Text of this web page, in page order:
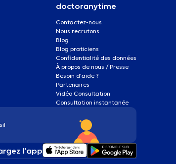
doctoranytime
Contactez-nous
Nous recrutons
Blog
Blog praticiens
Confidentialité des données
À propos de nous / Presse
Besoin d'aide ?
Partenaires
Vidéo Consultation
Consultation instantanée
l’app